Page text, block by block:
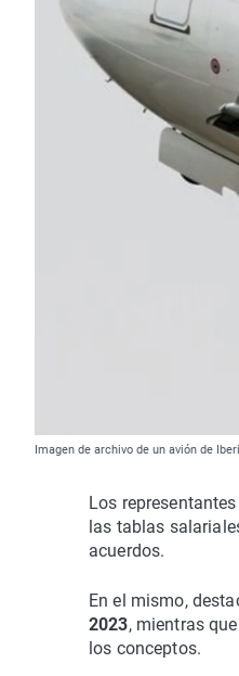
Imagen de archivo de un avión de
Los
las tablas
acuerdos.
En el mismo,
2023, mientras
los conceptos.